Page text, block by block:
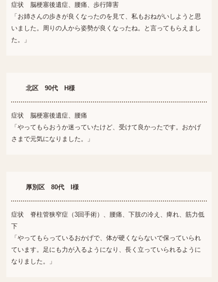
症状 脳梗塞後遺症、腰痛、歩行障害
「お姉さんの歩きが良くなったのを見て、私もおねがいしようと思
いました。周りの人から姿勢が良くなったね。と言ってもらえまし
た。」
北区 90代 H様
症状 脳梗塞後遺症、腰痛
「やってもらおうか迷っていたけど、受けて良かったです。おかげ
さまで元気になりました。」
厚別区 80代 I様
症状 脊柱管狭窄症（3回手術）、腰痛、下肢の冷え、痺れ、筋力低
下
「やってもらっているおかげで、体が硬くならないで保っていられ
ています。足にも力が入るようになり、長く立っていられるように
なりました。」